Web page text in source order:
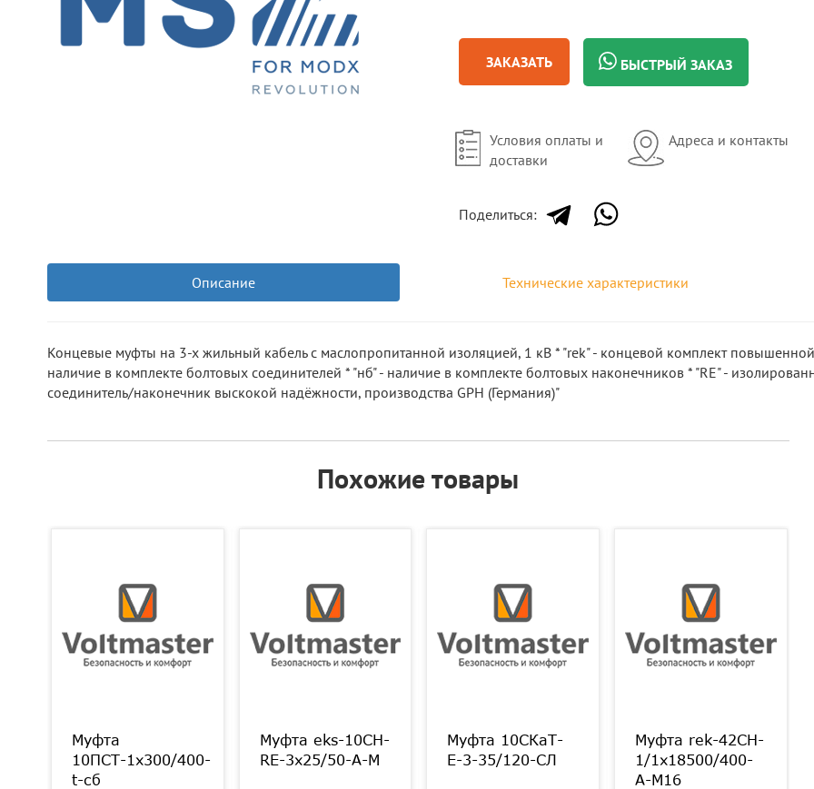
ЗАКАЗАТЬ БЫСТРЫЙ ЗАКАЗ
Условия оплаты и
доставки
Адреса и контакты
Поделиться:
Описание Технические характеристики
Концевые муфты на 3-х жильный кабель с маслопропитанной изоляцией, 1 кВ * "rek" - концевой комплект
наличие в комплекте болтовых соединителей * "нб" - наличие в комплекте болтовых наконечников * "RE" -
соединитель/наконечник выскокой надёжности, производства GPH (Германия)"
Похожие товары
Муфта
10ПСТ-1х300/400-
t-сб
Муфта eks-10СH-
RE-3х25/50-А-M
Муфта 10СКаТ-
Е-3-35/120-СЛ
Муфта rek-42CH-
1/1х18500/400-
A-M16